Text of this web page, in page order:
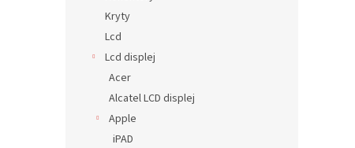
Kryty
Lcd
Lcd displej
Acer
Alcatel LCD displej
Apple
iPAD